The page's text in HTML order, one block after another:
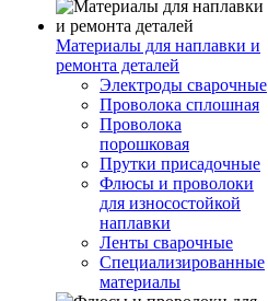
Материалы для наплавки и
ремонта деталей
Электроды сварочные
Проволока сплошная
Проволока
порошковая
Прутки присадочные
Флюсы и проволоки
для износостойкой
наплавки
Ленты сварочные
Специализированные
материалы